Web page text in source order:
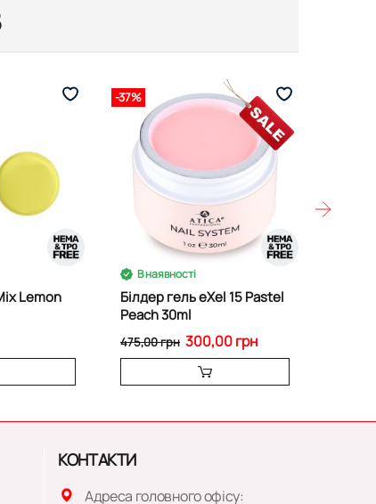
Lemon
-37%
В наявності
Білдер гель eXel 15 Pastel
Peach 30ml
300,00 грн
475,00 грн
КОНТАКТИ
Адреса головного офісу: